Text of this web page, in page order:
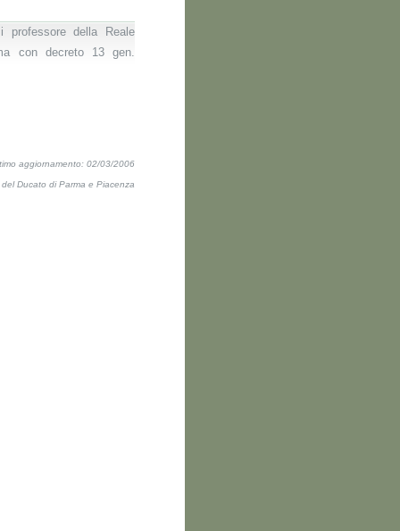
professore della Reale
con decreto 13 gen.
aggiornamento: 02/03/2006
Ducato di Parma e Piacenza